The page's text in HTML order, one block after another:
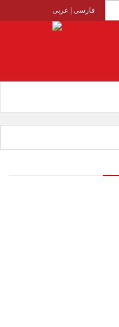
فارسی عربی